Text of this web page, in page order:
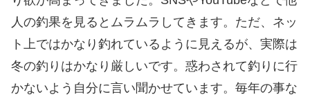
人の釣果を見るとムラムラしてきます。ただ、ネッ
ト上ではかなり釣れているように見えるが、実際は
冬の釣りはかなり厳しいです。惑わされて釣りに行
かないよう自分に言い聞かせています。毎年の事な